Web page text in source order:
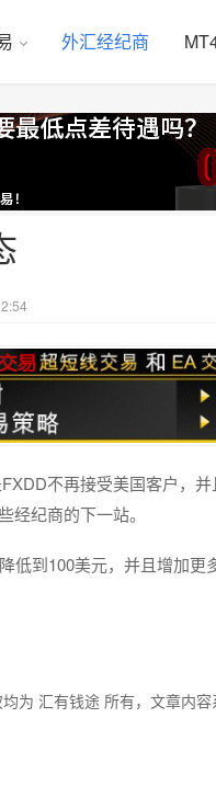
外汇经纪商
不再接受美国客户，
纪商的下一站。
低到100美元，并且增加更
为 汇有钱途 所有，文章内